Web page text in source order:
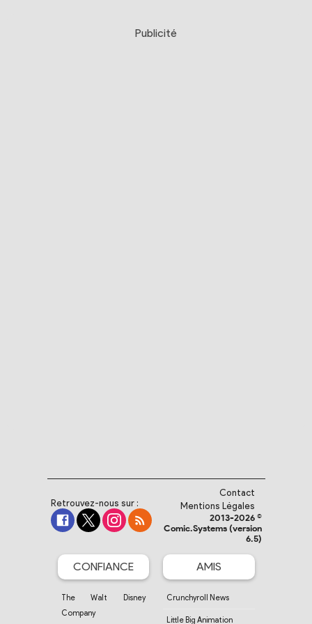
Publicité
Retrouvez-nous sur :
Contact
Mentions Légales
2013-2026 ©
Comic.Systems (version
6.5)
CONFIANCE
The Walt Disney
Company
AMIS
Crunchyroll News
Little Big Animation